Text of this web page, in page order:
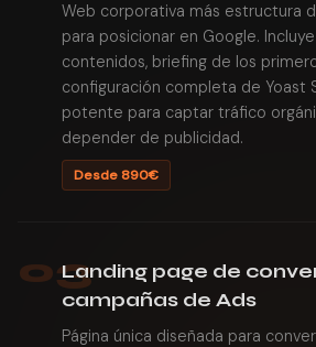
Web corporativa más estructura
para posicionar en Google.
contenidos, briefing de los
configuración completa de Yoast
potente para captar tráfico
depender de publicidad.
Desde 890€
03Landing page de
campañas de Ads
Página única diseñada para